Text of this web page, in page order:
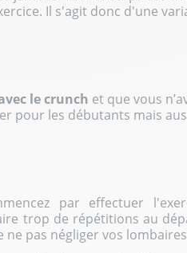
Il s'agit donc d'une
le crunch et que vous
pour les débutants mais
par effectuer
trop de répétitions au
ne pas négliger vos